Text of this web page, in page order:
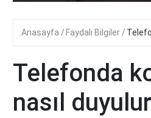
Anasayfa Faydalı Bilgiler
Telefonda
nasıl